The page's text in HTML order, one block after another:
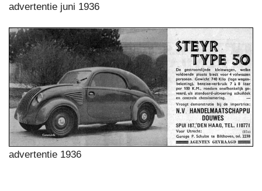
advertentie juni 1936
advertentie 1936